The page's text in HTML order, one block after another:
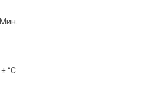
Мин.
± °C